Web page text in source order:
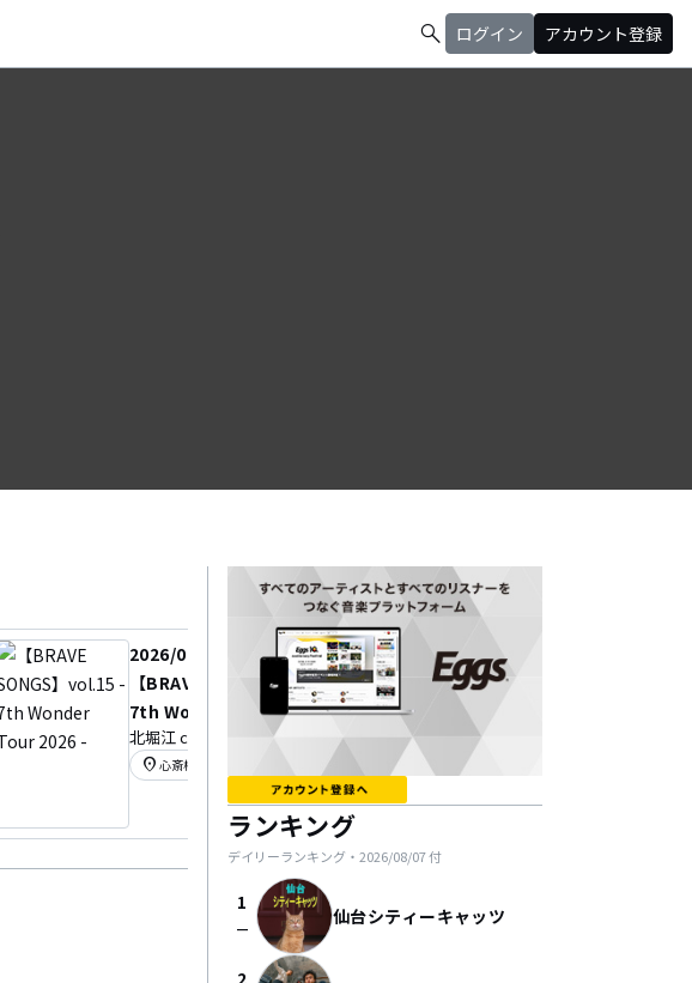
search ログイン アカウント登録
2026/08/17
【BRAVE SONGS】vol.15 -
7th Wonder Tour 2026 -
北堀江 club vijon
location_on 心斎橋
2026/08/18
DRAFT FES 2026
ランキング
デイリーランキング・ 2026/08/07付
1
check_indeterminate_small 仙台シティーキャッツ